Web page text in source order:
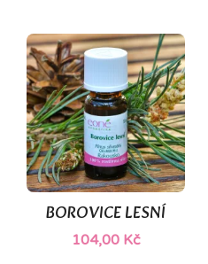
BOROVICE LESNÍ
104,00 Kč